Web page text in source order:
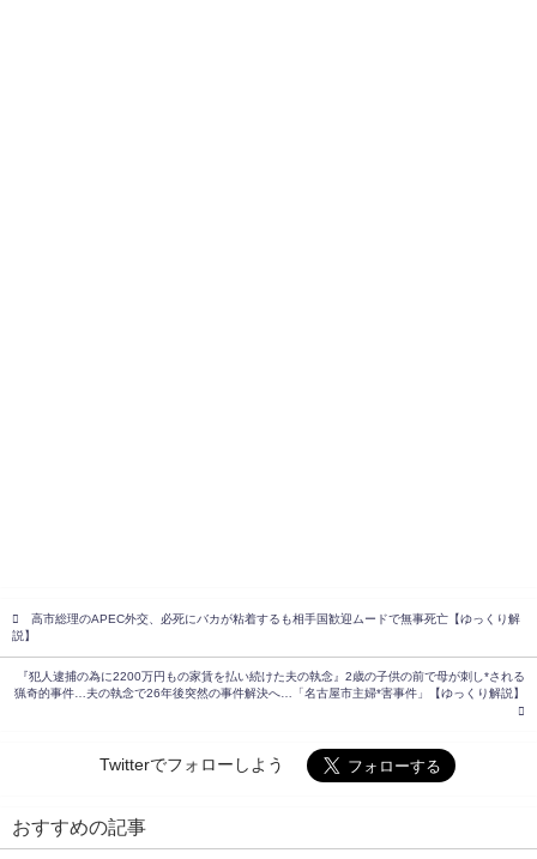
高市総理のAPEC外交、必死にバカが粘着するも相手国歓迎ムードで無事死亡【ゆっくり解
説】
『犯人逮捕の為に2200万円もの家賃を払い続けた夫の執念』2歳の子供の前で母が刺し*される
猟奇的事件…夫の執念で26年後突然の事件解決へ…「名古屋市主婦*害事件」【ゆっくり解説】
Twitterでフォローしよう
おすすめの記事